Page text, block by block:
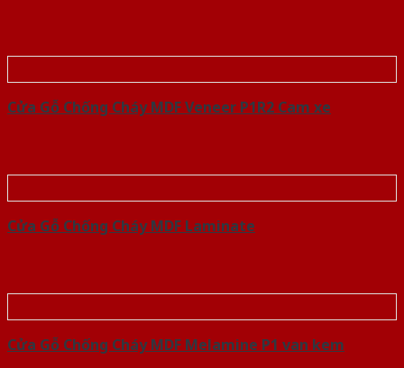
Cửa Gỗ Chống Cháy MDF Veneer P1R2 Cam xe
Cửa Gỗ Chống Cháy MDF Laminate
Cửa Gỗ Chống Cháy MDF Melamine P1 van kem